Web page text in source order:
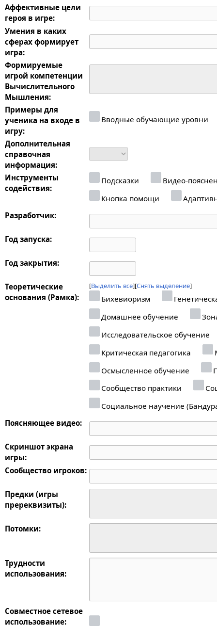
Аффективные цели
героя в игре:
Умения в каких
сферах формирует
игра:
Формируемые
игрой компетенции
Вычислительного
Мышления:
Примеры для
ученика на входе в
игру:
Вводные обучающие уровни
Дополнительная
справочная
информация:
Инструменты
содействия:
Подсказки
Видео-
Кнопка помощи
Разработчик:
Год запуска:
Год закрытия:
Теоретические
основания (Рамка):
Выделить все Снять выделение
Бихевиоризм
Домашнее обучение
Исследовательское обучение
Критическая педагогика
Осмысленное обучение
Сообщество практики
Социальное научение
Поясняющее видео:
Скриншот экрана
игры:
Сообщество игроков:
Предки (игры
пререквизиты):
Потомки:
Трудности
использования:
Совместное сетевое
использование: